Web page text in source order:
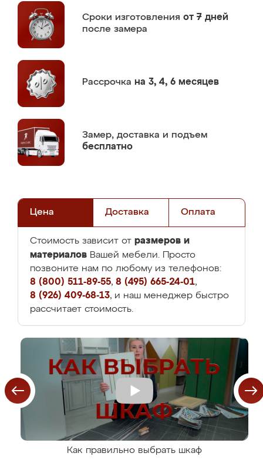
Сроки изготовления от 7 дней
после замера
Рассрочка на 3, 4, 6 месяцев
Замер, доставка и подъем
бесплатно
Цена Доставка Оплата
Стоимость зависит от размеров и
материалов Вашей мебели. Просто
позвоните нам по любому из телефонов:
8 (800) 511-89-55, 8 (495) 665-24-01,
8 (926) 409-68-13, и наш менеджер быстро
рассчитает стоимость.
Как правильно выбрать шкаф